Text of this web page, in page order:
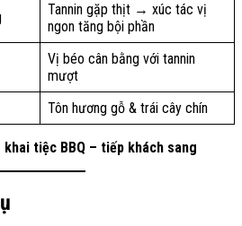
Tannin gặp thịt → xúc tác vị
ngon tăng bội phần
Vị béo cân bằng với tannin
mượt
Tôn hương gỗ & trái cây chín
tiệc BBQ – tiếp khách sang